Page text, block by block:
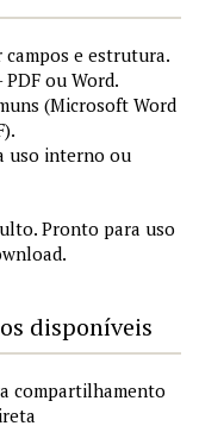
e estrutura.
ou Word.
(Microsoft Word
uso interno ou
Pronto para uso
disponíveis
compartilhamento